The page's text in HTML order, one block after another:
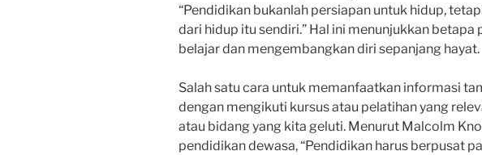
“Pendidikan bukanlah persiapan untuk hidup,
dari hidup itu sendiri.” Hal ini menunjukkan betapa
belajar dan mengembangkan diri sepanjang hayat.
Salah satu cara untuk memanfaatkan informasi
dengan mengikuti kursus atau pelatihan yang
atau bidang yang kita geluti. Menurut Malcolm
pendidikan dewasa, “Pendidikan harus berpusat